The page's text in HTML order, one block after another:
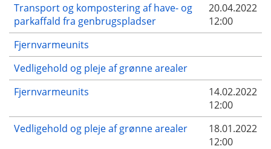
Transport og kompostering af have- og
parkaffald fra genbrugspladser
20.04.2022
12:00
Fjernvarmeunits
Vedligehold og pleje af grønne arealer
Fjernvarmeunits
14.02.2022
12:00
Vedligehold og pleje af grønne arealer
18.01.2022
12:00